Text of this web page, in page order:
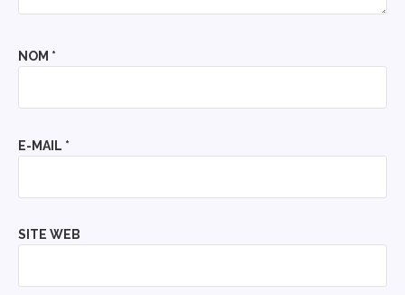
NOM *
E-MAIL *
SITE WEB